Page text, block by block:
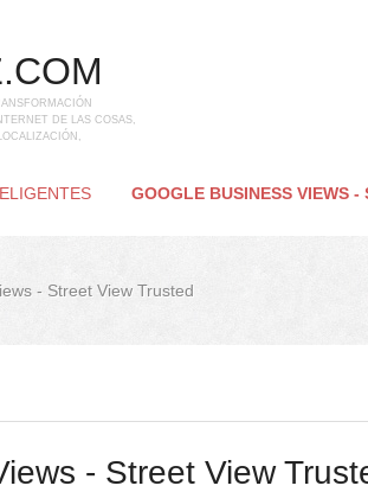
DE LAS COSAS,
GOOGLE BUSINESS VIEWS -
- Street View Trusted
- Street View